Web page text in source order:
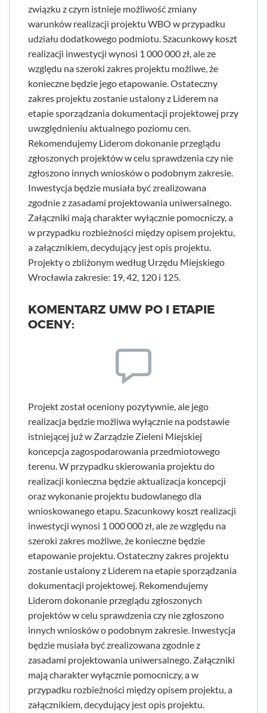
związku z czym istnieje możliwość zmiany
warunków realizacji projektu WBO w przypadku
udziału dodatkowego podmiotu. Szacunkowy koszt
realizacji inwestycji wynosi 1 000 000 zł, ale ze
względu na szeroki zakres projektu możliwe, że
konieczne będzie jego etapowanie. Ostateczny
zakres projektu zostanie ustalony z Liderem na
etapie sporządzania dokumentacji projektowej przy
uwzględnieniu aktualnego poziomu cen.
Rekomendujemy Liderom dokonanie przeglądu
zgłoszonych projektów w celu sprawdzenia czy nie
zgłoszono innych wniosków o podobnym zakresie.
Inwestycja będzie musiała być zrealizowana
zgodnie z zasadami projektowania uniwersalnego.
Załączniki mają charakter wyłącznie pomocniczy, a
w przypadku rozbieżności między opisem projektu,
a załącznikiem, decydujący jest opis projektu.
Projekty o zbliżonym według Urzędu Miejskiego
Wrocławia zakresie: 19, 42, 120 i 125.
KOMENTARZ UMW PO I ETAPIE
OCENY:
Projekt został oceniony pozytywnie, ale jego
realizacja będzie możliwa wyłącznie na podstawie
istniejącej już w Zarządzie Zieleni Miejskiej
koncepcja zagospodarowania przedmiotowego
terenu. W przypadku skierowania projektu do
realizacji konieczna będzie aktualizacja koncepcji
oraz wykonanie projektu budowlanego dla
wnioskowanego etapu. Szacunkowy koszt realizacji
inwestycji wynosi 1 000 000 zł, ale ze względu na
szeroki zakres możliwe, że konieczne będzie
etapowanie projektu. Ostateczny zakres projektu
zostanie ustalony z Liderem na etapie sporządzania
dokumentacji projektowej. Rekomendujemy
Liderom dokonanie przeglądu zgłoszonych
projektów w celu sprawdzenia czy nie zgłoszono
innych wniosków o podobnym zakresie. Inwestycja
będzie musiała być zrealizowana zgodnie z
zasadami projektowania uniwersalnego. Załączniki
mają charakter wyłącznie pomocniczy, a w
przypadku rozbieżności między opisem projektu, a
załącznikiem, decydujący jest opis projektu.